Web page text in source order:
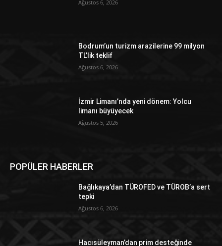
Ağustos 6, 2026
Bodrum’un turizm arazilerine 99 milyon
TL’lik teklif
Ağustos 6, 2026
İzmir Limanı’nda yeni dönem: Yolcu
limanı büyüyecek
Ağustos 5, 2026
POPÜLER HABERLER
Bağlıkaya’dan TÜROFED ve TÜROB’a sert
tepki
Ağustos 6, 2026
Hacısüleyman’dan prim desteğinde